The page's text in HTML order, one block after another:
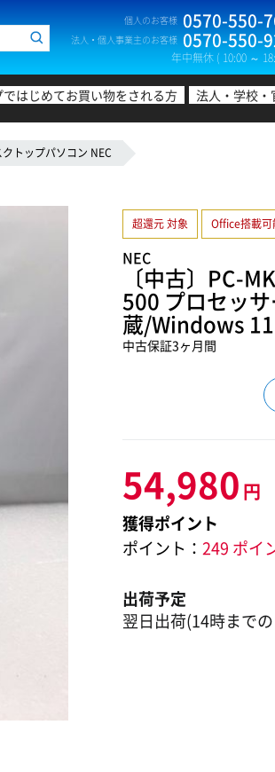
個人のお客様 0570-550-
法人・個人事業主のお客様 0570-550-
年中無休 ( 10:00 ～
はじめてお買い物をされる方 法人・学校
トップパソコン NEC
超還元 対象 Office搭載可
NEC
〔中古〕PC-
500 プロセッ
蔵/Windows
中古保証3ヶ月間
54,980 円
獲得ポイント
ポイント： 249 ポイ
出荷予定
翌日出荷(14時まで